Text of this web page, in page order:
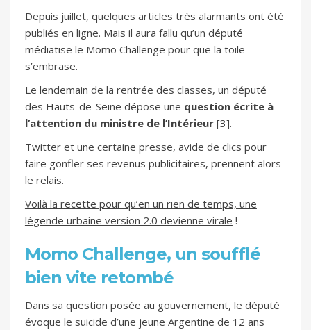
Depuis juillet, quelques articles très alarmants ont été
publiés en ligne. Mais il aura fallu qu’un député
médiatise le Momo Challenge pour que la toile
s’embrase.
Le lendemain de la rentrée des classes, un député
des Hauts-de-Seine dépose une question écrite à
l’attention du ministre de l’Intérieur[3].
Twitter et une certaine presse, avide de clics pour
faire gonfler ses revenus publicitaires, prennent alors
le relais.
Voilà la recette pour qu’en un rien de temps, une
légende urbaine version 2.0 devienne virale !
Momo Challenge, un soufflé
bien vite retombé
Dans sa question posée au gouvernement, le député
évoque le suicide d’une jeune Argentine de 12 ans